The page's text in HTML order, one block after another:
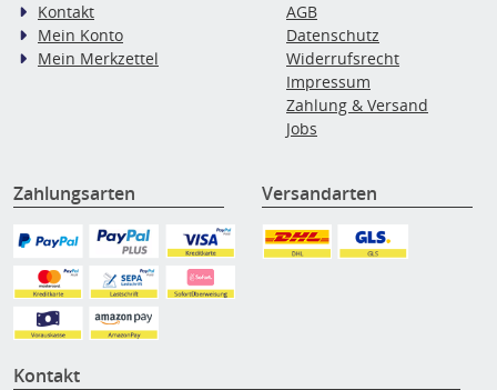
Kontakt
Mein Konto
Mein Merkzettel
AGB
Datenschutz
Widerrufsrecht
Impressum
Zahlung & Versand
Jobs
Zahlungsarten Versandarten
Kontakt